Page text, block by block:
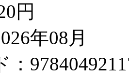
円
年08月
：